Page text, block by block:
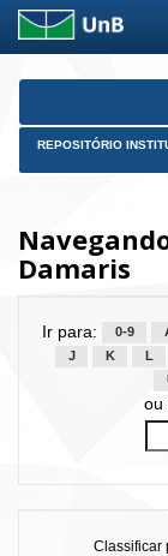
Skip
REPOSITÓRIO
Damaris
Ir para: 0-9
J
K L
ou
Classificar